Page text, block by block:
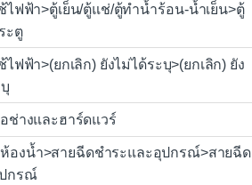
ไฟฟ้า>ตู้เย็น/ตู้แช่/ตู้ทำน้ำร้อน-น้ำเย็น>ตู้
ะตู
ไฟฟ้า>(ยกเลิก) ยังไม่ได้ระบุ>(ยกเลิก) ยัง
ช่างและฮาร์ดแวร์
องน้ำ>สายฉีดชำระและอุปกรณ์>สายฉีด
กรณ์